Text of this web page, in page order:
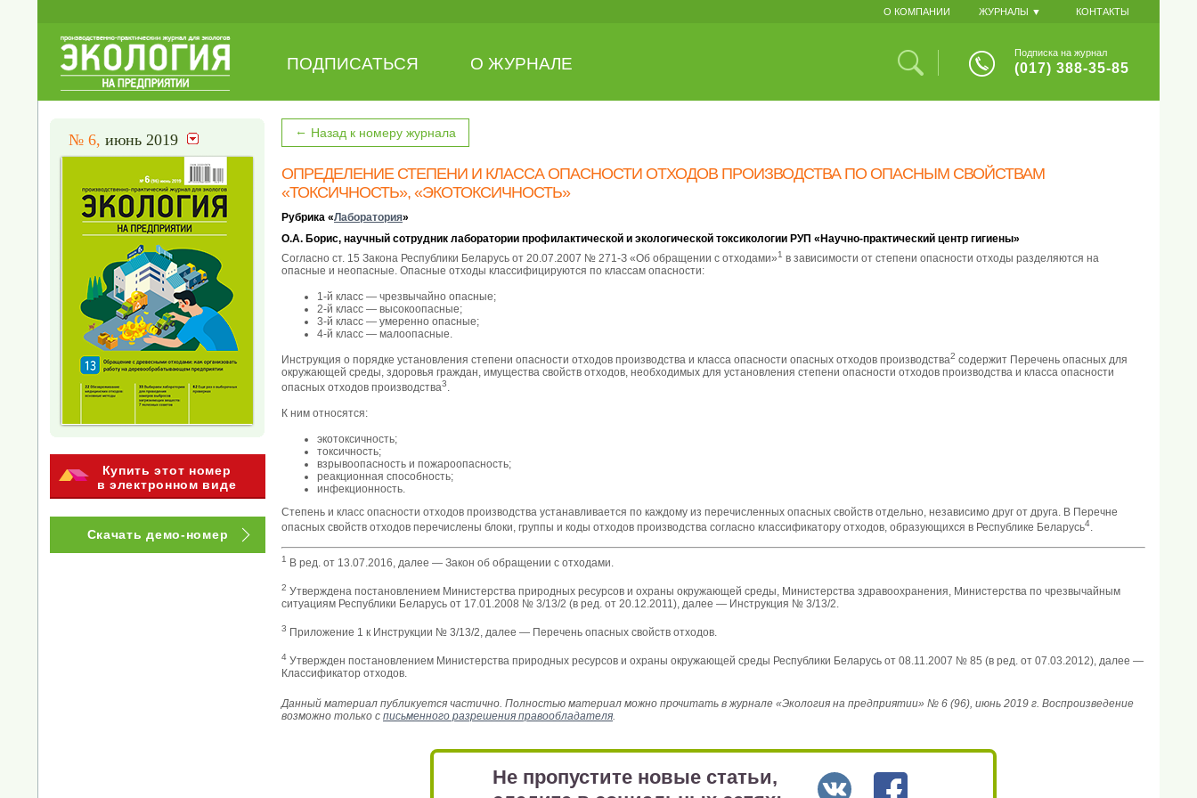
О КОМПАНИИ ЖУРНАЛЫ ▼ КОНТАКТЫ
ПОДПИСАТЬСЯ О ЖУРНАЛЕ
Подписка на журнал
(017) 388-35-85
№ 6, июнь 2019
Купить этот номер
в электронном виде
Скачать демо-номер
← Назад к номеру журнала
ОПРЕДЕЛЕНИЕ СТЕПЕНИ И КЛАССА ОПАСНОСТИ ОТХОДОВ ПРОИЗВОДСТВА ПО ОПАСНЫМ СВОЙСТВАМ
«ТОКСИЧНОСТЬ», «ЭКОТОКСИЧНОСТЬ»
Рубрика «Лаборатория»
О.А. Борис, научный сотрудник лаборатории профилактической и экологической токсикологии РУП «Научно-практический центр гигиены»
Согласно ст. 15 Закона Республики Беларусь от 20.07.2007 № 271-З «Об обращении с отходами»1 в зависимости от степени опасности отходы разделяются на
опасные и неопасные. Опасные отходы классифицируются по классам опасности:
1-й класс — чрезвычайно опасные;
2-й класс — высокоопасные;
3-й класс — умеренно опасные;
4-й класс — малоопасные.
Инструкция о порядке установления степени опасности отходов производства и класса опасности опасных отходов производства2 содержит Перечень опасных для
окружающей среды, здоровья граждан, имущества свойств отходов, необходимых для установления степени опасности отходов производства и класса опасности
опасных отходов производства3.
К ним относятся:
экотоксичность;
токсичность;
взрывоопасность и пожароопасность;
реакционная способность;
инфекционность.
Cтепень и класс опасности отходов производства устанавливается по каждому из перечисленных опасных свойств отдельно, независимо друг от друга. В Перечне
опасных свойств отходов перечислены блоки, группы и коды отходов производства согласно классификатору отходов, образующихся в Республике Беларусь4.
1 В ред. от 13.07.2016, далее — Закон об обращении с отходами.
2 Утверждена постановлением Министерства природных ресурсов и охраны окружающей среды, Министерства здравоохранения, Министерства по чрезвычайным
ситуациям Республики Беларусь от 17.01.2008 № 3/13/2 (в ред. от 20.12.2011), далее — Инструкция № 3/13/2.
3 Приложение 1 к Инструкции № 3/13/2, далее — Перечень опасных свойств отходов.
4 Утвержден постановлением Министерства природных ресурсов и охраны окружающей среды Республики Беларусь от 08.11.2007 № 85 (в ред. от 07.03.2012), далее —
Классификатор отходов.
Данный материал публикуется частично. Полностью материал можно прочитать в журнале «Экология на предприятии» № 6 (96), июнь 2019 г. Воспроизведение
возможно только с письменного разрешения правообладателя.
Не пропустите новые статьи,